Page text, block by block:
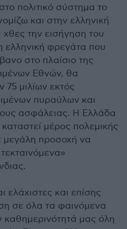
πολιτικό σύστημα το
και στην ελληνική
την εισήγηση του
φρεγάτα που
στο πλαίσιο της
Εθνών, θα
μιλίων εκτός
πυραύλων και
ασφάλειας. Η Ελλάδα
μέρος πολεμικής
μεγάλη προσοχή να
ελάχιστες και επίσης
σε όλα τα φαινόμενα
καθημερινότητά μας όλη